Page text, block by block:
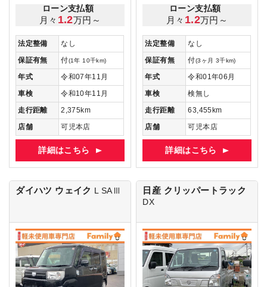
ローン支払額
月々 1.2万円～
法定整備
なし
保証有無
付(1年 10千km)
年式
令和07年11月
車検
令和10年11月
走行距離
2,375km
店舗
可児本店
詳細はこちら
ローン支払額
月々 1.2万円～
法定整備
なし
保証有無
付(3ヶ月 3千km)
年式
令和01年06月
車検
検無し
走行距離
63,455km
店舗
可児本店
詳細はこちら
ダイハツ ウェイク L SAⅢ 日産 クリッパートラック
DX